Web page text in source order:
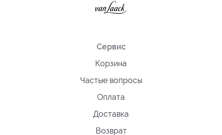
Сервис
Корзина
Частые вопросы
Оплата
Доставка
Возврат